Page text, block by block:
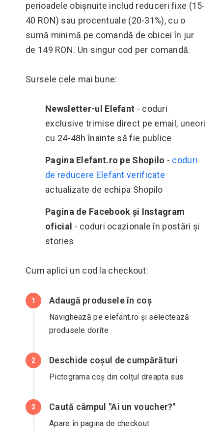
perioadele obișnuite includ reduceri fixe (15-
40 RON) sau procentuale (20-31%), cu o
sumă minimă pe comandă de obicei în jur
de 149 RON. Un singur cod per comandă.
Sursele cele mai bune:
Newsletter-ul Elefant - coduri
exclusive trimise direct pe email, uneori
cu 24-48h înainte să fie publice
Pagina Elefant.ro pe Shopilo - coduri
de reducere Elefant verificate
actualizate de echipa Shopilo
Pagina de Facebook și Instagram
oficial - coduri ocazionale în postări și
stories
Cum aplici un cod la checkout:
1 Adaugă produsele în coș
Navighează pe elefant.ro și selectează
produsele dorite
2 Deschide coșul de cumpărături
Pictograma coș din colțul dreapta sus
3 Caută câmpul "Ai un voucher?"
Apare în pagina de checkout